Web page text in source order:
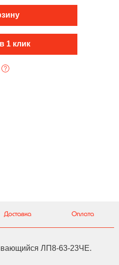
1 клик
Доставка Оплата
ЛП8-63-23ЧЕ.